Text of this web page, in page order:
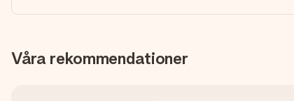
Våra rekommendationer